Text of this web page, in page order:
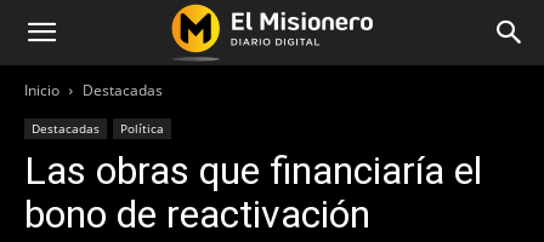
Inicio Destacadas
Destacadas Política
Las obras que financiaría el
bono de reactivación